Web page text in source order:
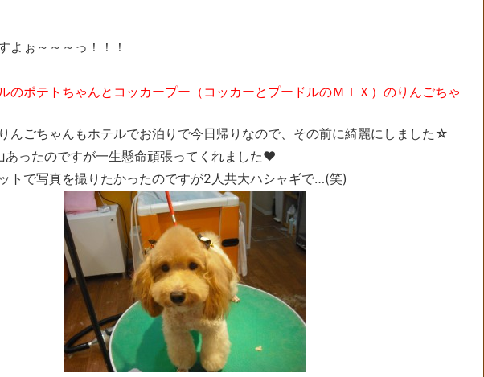
よぉ～～～っ！！！
のポテトちゃんとコッカープー（コッカーとプードルのＭＩＸ）のりんごちゃ
んごちゃんもホテルでお泊りで今日帰りなので、その前に綺麗にしました☆
あったのですが一生懸命頑張ってくれました♥
トで写真を撮りたかったのですが2人共大ハシャギで…(笑)